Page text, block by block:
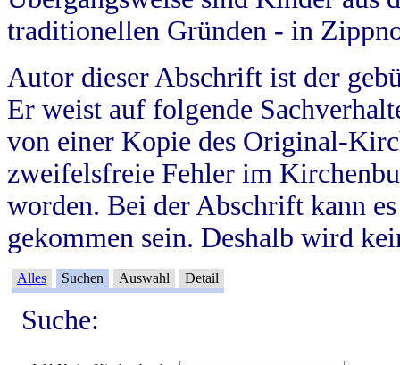
traditionellen Gründen - in
Autor dieser Abschrift ist der
Er weist auf folgende
von einer Kopie des Original-
zweifelsfreie Fehler im
worden. Bei der Abschrift kann
gekommen sein. Deshalb wird
Alles Suchen Auswahl Detail
Suche: